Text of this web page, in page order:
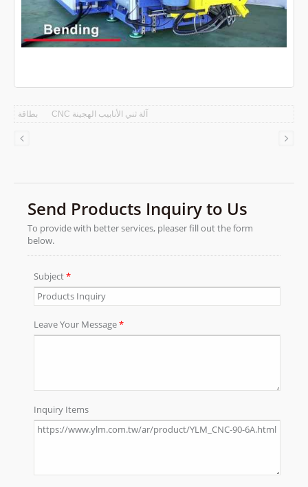
بطاقة آلة ثني الأنابيب الهجينة CNC